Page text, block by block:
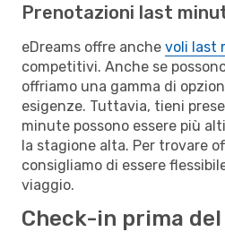
Prenotazioni last
eDreams offre anche voli last
competitivi. Anche se
offriamo una gamma di
esigenze. Tuttavia, tieni
minute possono essere più
la stagione alta. Per trovare
consigliamo di essere
viaggio.
Check-in prima del